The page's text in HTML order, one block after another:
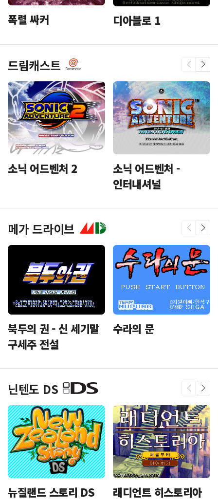
폭렬 싸커 디아블로 1
드림캐스트
소닉 어드벤처 2
소닉 어드벤처 -
인터내셔널
메가 드라이브
북두의 권 - 신 세기말
구세주 전설
수라의 문
닌텐도 DS
뉴질랜드 스토리 DS 래디언트 히스토리아